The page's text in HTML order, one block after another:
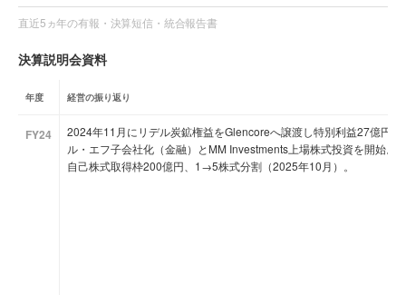
直近5ヵ年の有報・決算短信・統合報告書
決算説明会資料
年度 経営の振り返り
FY24
2024年11月にリデル炭鉱権益をGlencoreへ譲渡し特別利益27億円
ル・エフ子会社化（金融）とMM Investments上場株式投資を開始
自己株式取得枠200億円、1→5株式分割（2025年10月）。